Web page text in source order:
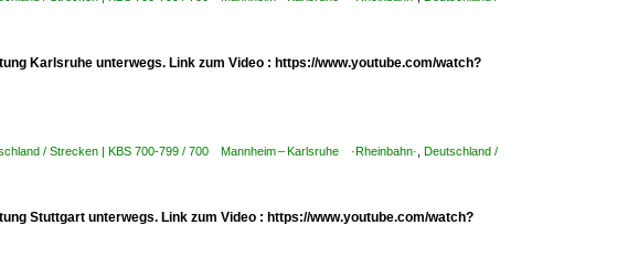
Karlsruhe unterwegs. Link zum Video : https://www.youtube.com/watch?
/ Strecken | KBS 700-799 / 700 Mannheim – Karlsruhe ·Rheinbahn· Deutschland /
Stuttgart unterwegs. Link zum Video : https://www.youtube.com/watch?